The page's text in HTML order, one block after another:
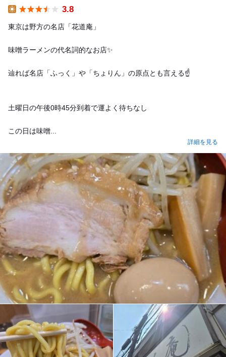
3.8
東京は野方の名店「花道庵」
味噌ラーメンの代名詞的なお店✨
辿れば名店「ふっく」や「ちょりん」の原点とも言える☝️
土曜日の午後0時45分到着で運よく待ちなし
この日は味噌...
詳細を見る